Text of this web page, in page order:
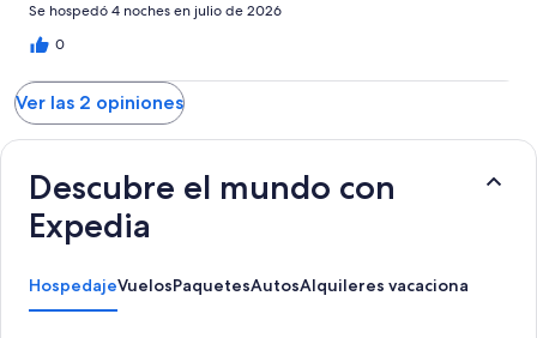
Se hospedó 4 noches en julio de 2026
0
Ver las 2 opiniones
Descubre el mundo con
Expedia
HospedajeVuelosPaquetesAutosAlquileres vacacionales